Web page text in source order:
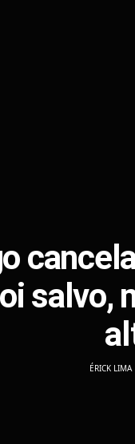
salvo,
ÉRICK LIMA